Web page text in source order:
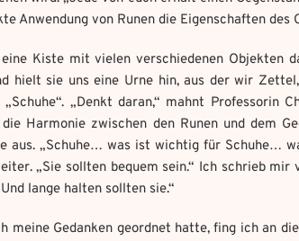
Anwendung von Runen die Eigenschaften des
Kiste mit vielen verschiedenen Objekten
hielt sie uns eine Urne hin, aus der wir
„Schuhe“. „Denkt daran,“ mahnt
Harmonie zwischen den Runen und dem
aus. „Schuhe… was ist wichtig für Schuhe…
„Sie sollten bequem sein.“ Ich schrieb
lange halten sollten sie.“
meine Gedanken geordnet hatte, fing ich an
mind. 500 Zeichen.
file types:
Weitere
https://
senden
file types:
Welches Item und für welche